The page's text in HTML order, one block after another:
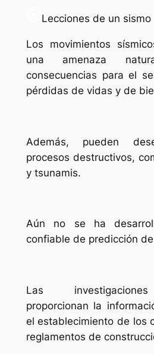
Lecciones de un sismo
Los movimientos
una amenaza
consecuencias para el
pérdidas de vidas y de
Además, pueden
procesos destructivos,
y tsunamis.
Aún no se ha
confiable de predicción
Las
proporcionan la
el establecimiento de los
reglamentos de